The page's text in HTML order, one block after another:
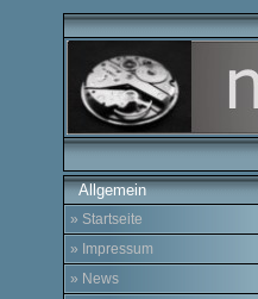
Allgemein
» Startseite
» Impressum
» News